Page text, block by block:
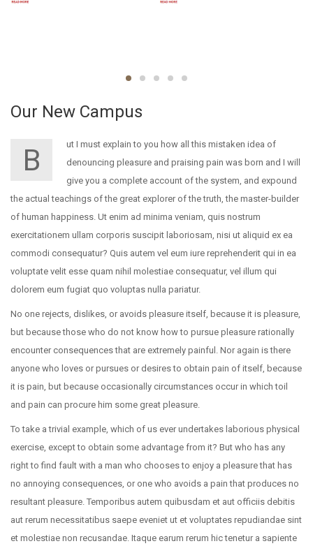
Our New Campus
B
ut I must explain to you how all this mistaken idea of
denouncing pleasure and praising pain was born and I will
give you a complete account of the system, and expound
the actual teachings of the great explorer of the truth, the master-builder
of human happiness. Ut enim ad minima veniam, quis nostrum
exercitationem ullam corporis suscipit laboriosam, nisi ut aliquid ex ea
commodi consequatur? Quis autem vel eum iure reprehenderit qui in ea
voluptate velit esse quam nihil molestiae consequatur, vel illum qui
dolorem eum fugiat quo voluptas nulla pariatur.
No one rejects, dislikes, or avoids pleasure itself, because it is pleasure,
but because those who do not know how to pursue pleasure rationally
encounter consequences that are extremely painful. Nor again is there
anyone who loves or pursues or desires to obtain pain of itself, because
it is pain, but because occasionally circumstances occur in which toil
and pain can procure him some great pleasure.
To take a trivial example, which of us ever undertakes laborious physical
exercise, except to obtain some advantage from it? But who has any
right to find fault with a man who chooses to enjoy a pleasure that has
no annoying consequences, or one who avoids a pain that produces no
resultant pleasure. Temporibus autem quibusdam et aut officiis debitis
aut rerum necessitatibus saepe eveniet ut et voluptates repudiandae sint
et molestiae non recusandae. Itaque earum rerum hic tenetur a sapiente